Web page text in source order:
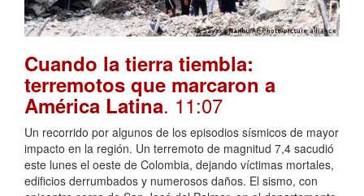
Cuando la tierra tiembla:
terremotos que marcaron a
América Latina. 11:07
Un recorrido por algunos de los episodios sísmicos de mayor
impacto en la región. Un terremoto de magnitud 7,4 sacudió
este lunes el oeste de Colombia, dejando víctimas mortales,
edificios derrumbados y numerosos daños. El sismo, con